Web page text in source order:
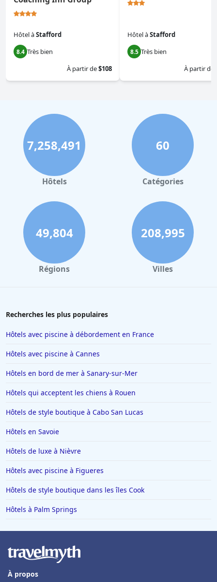
HôtelàStafford
8.4 Très bien
À partir de$108
HôtelàStafford
8.5 Très bien
À partir de
7,258,491
Hôtels
60
Catégories
49,804
Régions
208,995
Villes
Recherches les plus populaires
Hôtels avec piscine à débordement en France
Hôtels avec piscine à Cannes
Hôtels en bord de mer à Sanary-sur-Mer
Hôtels qui acceptent les chiens à Rouen
Hôtels de style boutique à Cabo San Lucas
Hôtels en Savoie
Hôtels de luxe à Nièvre
Hôtels avec piscine à Figueres
Hôtels de style boutique dans les îles Cook
Hôtels à Palm Springs
À propos